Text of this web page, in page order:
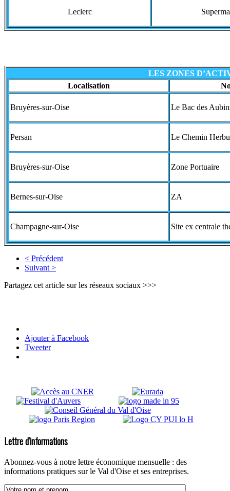
Leclerc
LES ZONES
Localisation
Bruyères-sur-Oise Le Bac des
Persan Le Chemin Herbu
Bruyères-sur-Oise Zone Portuaire
Bernes-sur-Oise ZA
Champagne-sur-Oise Site ex centrale
< Précédent
Suivant >
Partagez cet article sur les réseaux sociaux >>>
Ajouter à Facebook
Tweeter
Lettre d'informations
Abonnez-vous à notre lettre économique mensuelle : des
informations pratiques sur le Val d'Oise et ses entreprises.